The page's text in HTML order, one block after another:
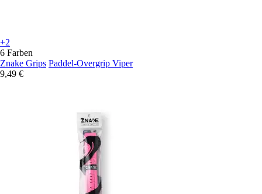
+2
6 Farben
Znake Grips Paddel-Overgrip Viper
9,49 €